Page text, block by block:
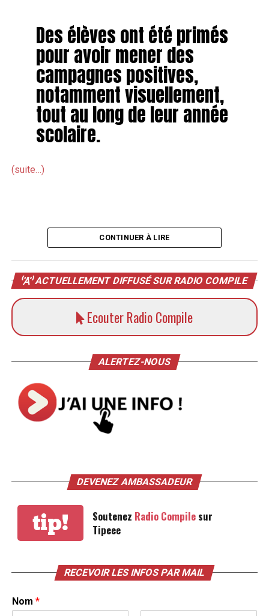
Des élèves ont été primés
pour avoir mener des
campagnes positives,
notamment visuellement,
tout au long de leur année
scolaire.
(suite…)
CONTINUER À LIRE
ACTUELLEMENT DIFFUSÉ SUR RADIO COMPILE
Ecouter Radio Compile
ALERTEZ-NOUS
DEVENEZ AMBASSADEUR
tip! Soutenez Radio Compilesur
Tipeee
RECEVOIR LES INFOS PAR MAIL
Nom *